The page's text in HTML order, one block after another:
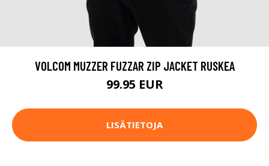
VOLCOM MUZZER FUZZAR ZIP JACKET RUSKEA
99.95 EUR
LISÄTIETOJA